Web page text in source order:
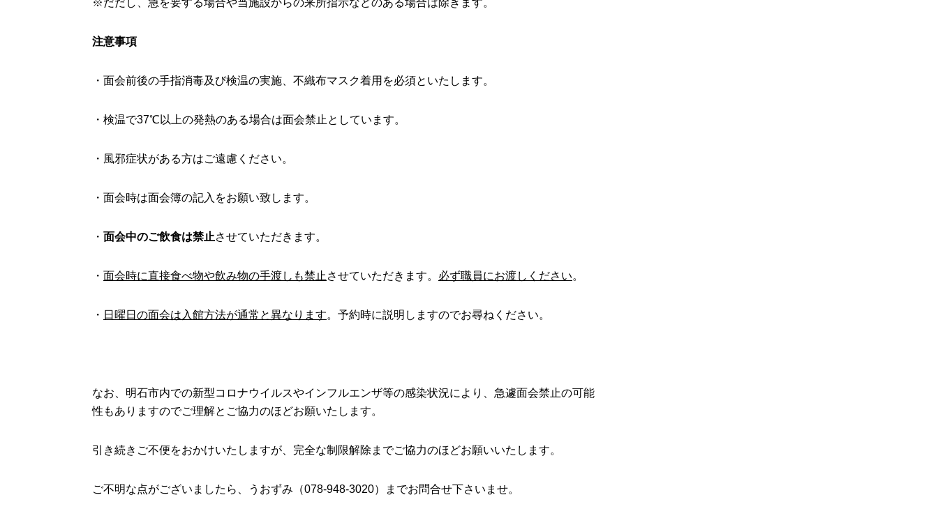
※だだし、急を要する場合や当施設からの来所指示などのある場合は除きます。
注意事項
・面会前後の手指消毒及び検温の実施、不織布マスク着用を必須といたします。
・検温で37℃以上の発熱のある場合は面会禁止としています。
・風邪症状がある方はご遠慮ください。
・面会時は面会簿の記入をお願い致します。
・ 面会中のご飲食は禁止させていただきます。
・ 面会時に直接食べ物や飲み物の手渡しも禁止 させていただきます。 必ず職員にお渡しください。
・ 日曜日の面会は入館方法が通常と異なります。予約時に説明しますのでお尋ねください。
なお、明石市内での新型コロナウイルスやインフルエンザ等の感染状況により、急遽面会禁止の可能
性もありますのでご理解とご協力のほどお願いたします。
引き続きご不便をおかけいたしますが、完全な制限解除までご協力のほどお願いいたします。
ご不明な点がございましたら、うおずみ（078-948-3020）までお問合せ下さいませ。